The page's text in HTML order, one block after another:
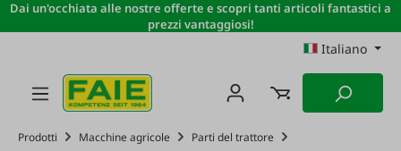
Passa al contenuto principale
Dai un'occhiata alle nostre offerte e scopri tanti articoli fantastici a
prezzi vantaggiosi!
Italiano
Prodotti Macchine agricole
Parti del trattore